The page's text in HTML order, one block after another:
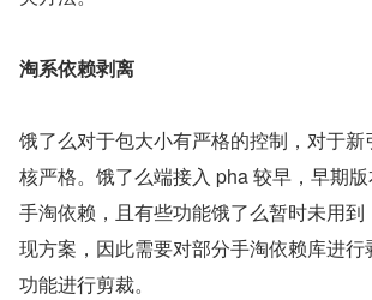
淘系依赖剥离
饿了么对于包大小有严格的控制，对于
核严格。饿了么端接入 pha 较早，早期
手淘依赖，且有些功能饿了么暂时未用
现方案，因此需要对部分手淘依赖库进
功能进行剪裁。